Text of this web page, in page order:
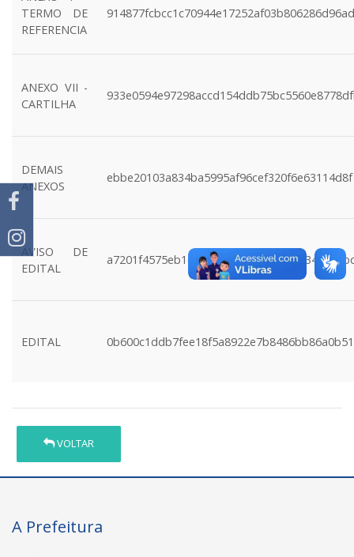
TERMO DE
REFERENCIA
914877fcbcc1c70944e17252af03b806286d96ad
ANEXO VII -
CARTILHA
DEMAIS
ANEXOS
ebbe20103a834ba5995af96cef320f6e63114d8f
AVISO DE
EDITAL
EDITAL
VOLTAR
A Prefeitura